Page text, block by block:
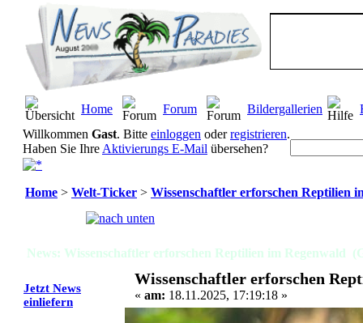
Home Forum Bildergallerien
Willkommen Gast. Bitte einloggen oderregistrieren.
Haben Sie Ihre Aktivierungs E-Mail übersehen?
Home > Welt-Ticker > Wissenschaftler erforschen Reptilien
News: Wissenschaftler erforschen Reptilien im Regenwald
Jetzt News
einliefern
Wissenschaftler erforschen
« am: 18.11.2025, 17:19:18 »